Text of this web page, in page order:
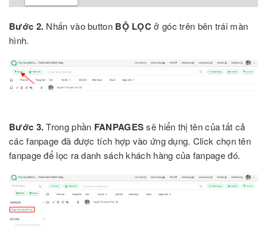
Bước 2. Nhấn vào buttonBỘ LỌCở góc trên bên trái màn
hình.
Bước 3.Trong phần FANPAGESsẽ hiển thị tên của tất cả
các fanpage đã được tích hợp vào ứng dụng. Click chọn tên
fanpage để lọc ra danh sách khách hàng của fanpage đó.